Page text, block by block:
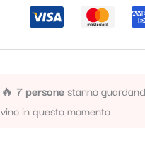
🔥7 personestanno
vino in questo momento